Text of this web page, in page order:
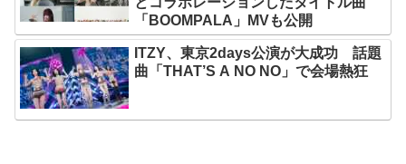
「BOOMPALA」MVも公開
ITZY、東京2days公演が大成功 話題
曲「THAT’S A NO NO」で会場熱狂